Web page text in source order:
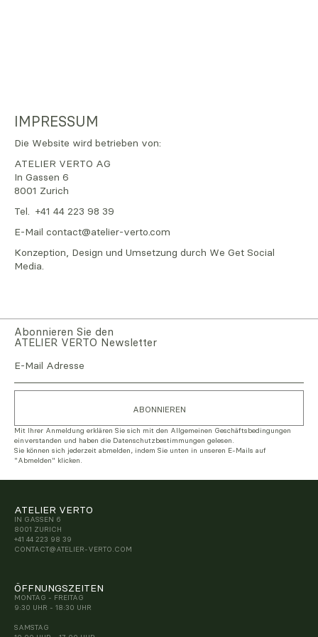
IMPRESSUM
Die Website wird betrieben von:
ATELIER VERTO AG
In Gassen 6
8001 Zurich
Tel. +41 44 223 98 39
E-Mail contact@atelier-verto.com
Konzeption, Design und Umsetzung durch We Get Social
Media.
Abonnieren Sie den
ATELIER VERTO Newsletter
Mit Ihrer Anmeldung erklären Sie sich mit den Allgemeinen Geschäftsbedingungen
einverstanden und haben die Datenschutzbestimmungen gelesen.
Sie können sich jederzeit abmelden, indem Sie unten in unseren E-Mails auf
"Abmelden" klicken.
ATELIER VERTO
IN GASSEN 6
8001 ZURICH
+41 44 223 98 39
CONTACT@ATELIER-VERTO.COM
ÖFFNUNGSZEITEN
MONTAG - FREITAG
9:30 UHR - 18:30 UHR
SAMSTAG